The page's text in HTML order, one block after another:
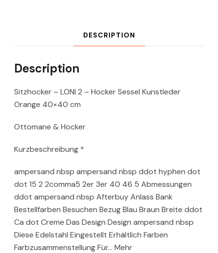
DESCRIPTION
Description
Sitzhocker – LONI 2 – Hocker Sessel Kunstleder
Orange 40×40 cm
Ottomane & Hocker
Kurzbeschreibung *
ampersand nbsp ampersand nbsp ddot hyphen dot
dot 15 2 2comma5 2er 3er 40 46 5 Abmessungen
ddot ampersand nbsp Afterbuy Anlass Bank
Bestellfarben Besuchen Bezug Blau Braun Breite ddot
Ca dot Creme Das Design Design ampersand nbsp
Diese Edelstahl Eingestellt Erhältlich Farben
Farbzusammenstellung Für… Mehr